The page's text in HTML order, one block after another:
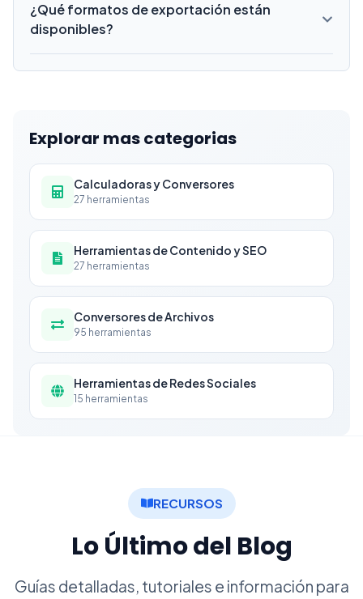
soportan carga de logotipos en formato PNG, JPG o
SVG. Sube tu logotipo y se colocará en el
encabezado de tu documento en proporciones
profesionales.
¿Qué formatos de exportación están
disponibles?
perfectamente en todos los dispositivos e
impresoras.
Explorar mas categorias
Calculadoras y Conversores
27 herramientas
Herramientas de Contenido y SEO
27 herramientas
Conversores de Archivos
95 herramientas
Herramientas de Redes Sociales
15 herramientas
RECURSOS
Lo Último del Blog
Guías detalladas, tutoriales e información para